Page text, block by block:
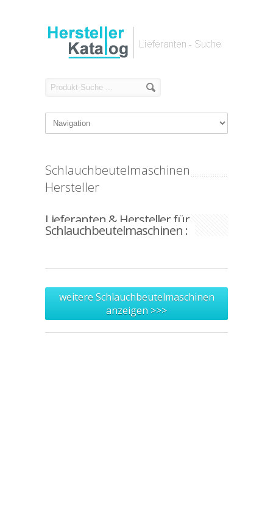
Schlauchbeutelmaschinen
Hersteller
Lieferanten & Hersteller für
Schlauchbeutelmaschinen :
weitere Schlauchbeutelmaschinen
anzeigen >>>